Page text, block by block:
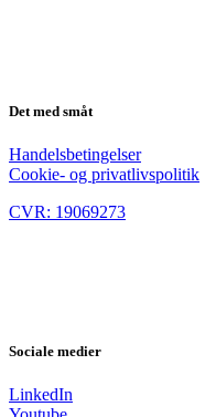
Det med småt
Handelsbetingelser
Cookie- og privatlivspolitik
CVR: 19069273
Sociale medier
LinkedIn